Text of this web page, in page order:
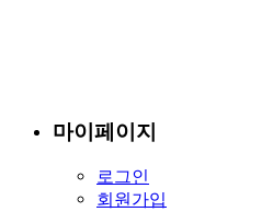
마이페이지
로그인
회원가입